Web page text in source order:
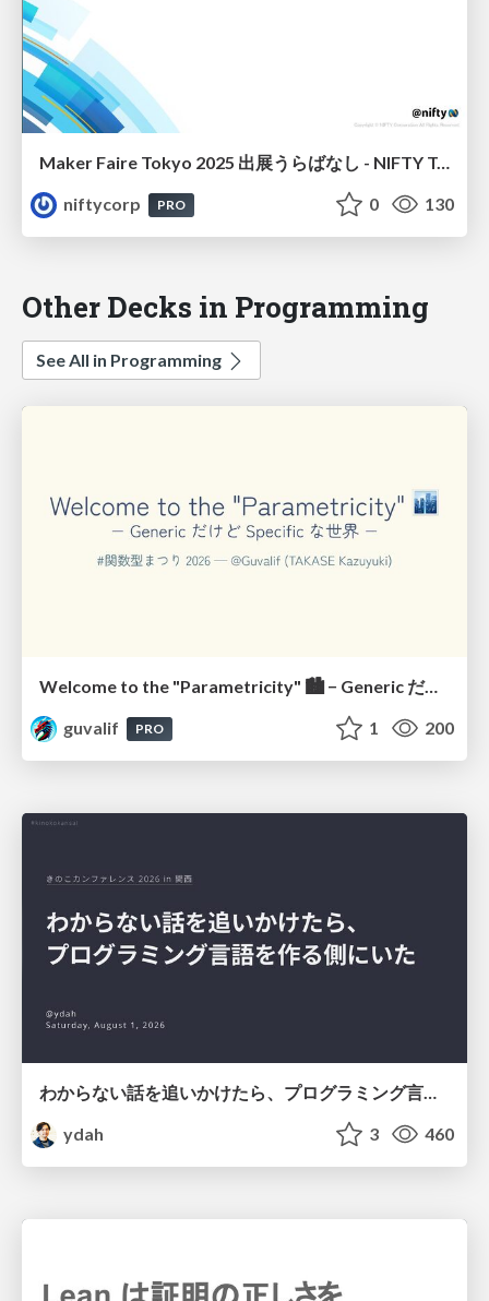
Maker Faire Tokyo 2025 出展うらばなし - NIFTY Tech Talk #25
niftycorp
PRO 0 130
Other Decks in Programming
See All in Programming
Welcome to the "Parametricity" 🏙️ − Generic だけど Specific な世界 −
guvalif
PRO 1 200
わからない話を追いかけたら、プログラミング言語を作る側にいた
ydah
3 460